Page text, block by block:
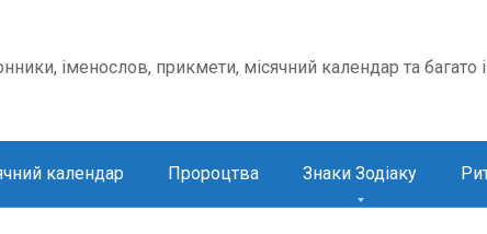
іменослов, прикмети, місячний календар та багато
календар Пророцтва Знаки Зодіаку